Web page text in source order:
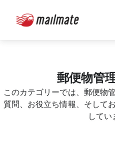
郵便物管
このカテゴリーでは、郵便物
質問、お役立ち情報、そして
してい